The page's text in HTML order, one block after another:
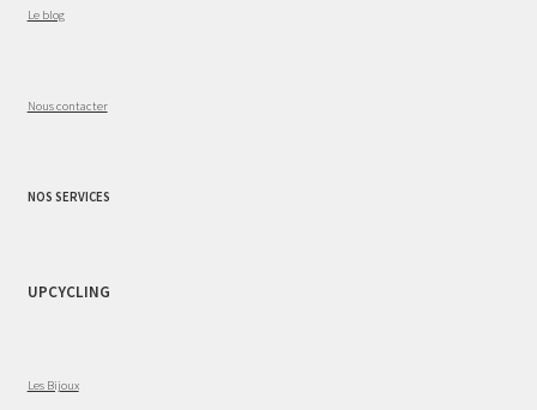
Le blog
Nous contacter
NOS SERVICES
UPCYCLING
Les Bijoux